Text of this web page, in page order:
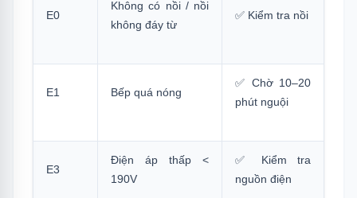
E0
Không có nồi / nồi
không đáy từ
✅ Kiểm tra nồi
E1 Bếp quá nóng
✅ Chờ 10–20
phút nguội
E3
Điện áp thấp <
190V
✅ Kiểm tra
nguồn điện